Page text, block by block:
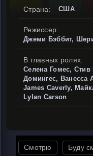
Страна:
США
Режиссер:
Джеми Бэббит,
В главных ролях:
Селена Гомес,
Домингес, Ванесса
James Caverly,
Lylan Carson
Смотрю Буду